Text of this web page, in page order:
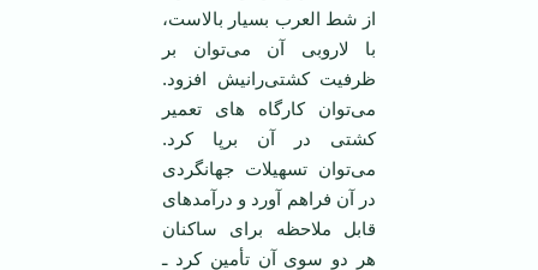
از شط العرب بسيار بالاست،
با لاروبی آن می‌توان بر
ظرفيت کشتی‌رانيش افزود.
می‌توان کارگاه های تعمير
کشتی در آن برپا کرد.
می‌توان تسهيلات جهانگردی
در آن فراهم آورد و درآمدهای
قابل ملاحظه‌ برای ساکنان
هر دو سوی آن تأمين کرد ـ